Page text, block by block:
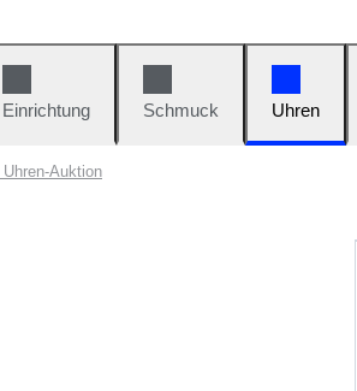
Einrichtung Schmuck Uhren
Auktion